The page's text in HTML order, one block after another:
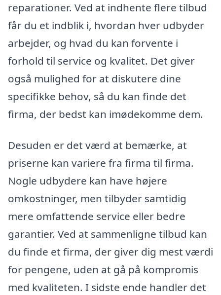
reparationer. Ved at indhente flere tilbud
får du et indblik i, hvordan hver udbyder
arbejder, og hvad du kan forvente i
forhold til service og kvalitet. Det giver
også mulighed for at diskutere dine
specifikke behov, så du kan finde det
firma, der bedst kan imødekomme dem.
Desuden er det værd at bemærke, at
priserne kan variere fra firma til firma.
Nogle udbydere kan have højere
omkostninger, men tilbyder samtidig
mere omfattende service eller bedre
garantier. Ved at sammenligne tilbud kan
du finde et firma, der giver dig mest værdi
for pengene, uden at gå på kompromis
med kvaliteten. I sidste ende handler det